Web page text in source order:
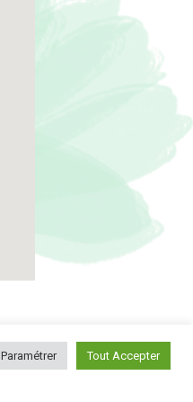
Paramétrer Tout Accepter